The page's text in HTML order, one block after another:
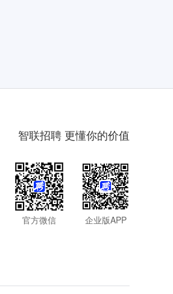
智联招聘 更懂你的价值
官方微信 企业版APP